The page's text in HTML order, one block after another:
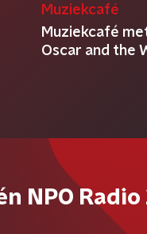
Muziekcafé
Muziekcafé
Oscar and the
NPO Radio